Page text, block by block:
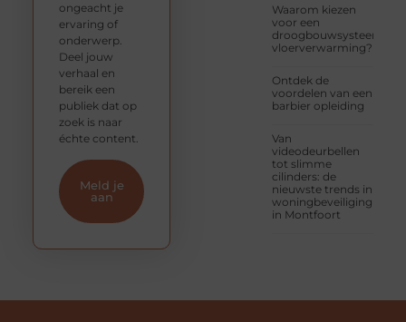
Waarom kiezen
voor een
droogbouwsysteem
vloerverwarming?
Ontdek de
voordelen van een
barbier opleiding
Van
videodeurbellen
tot slimme
cilinders: de
nieuwste trends in
woningbeveiliging
in Montfoort
ongeacht je
ervaring of
onderwerp.
Deel jouw
verhaal en
bereik een
publiek dat op
zoek is naar
échte content.
Meld je
aan